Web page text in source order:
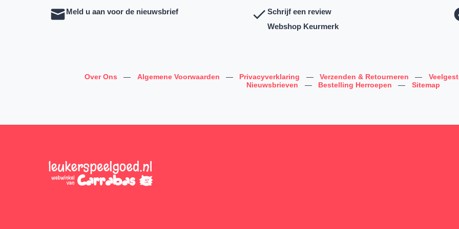
Meld u aan voor de nieuwsbrief
Schrijf een review
Webshop Keurmerk
Over Ons — Algemene Voorwaarden — Privacyverklaring — Verzenden & Retourneren —
Nieuwsbrieven
— Bestelling Herroepen — Sitemap